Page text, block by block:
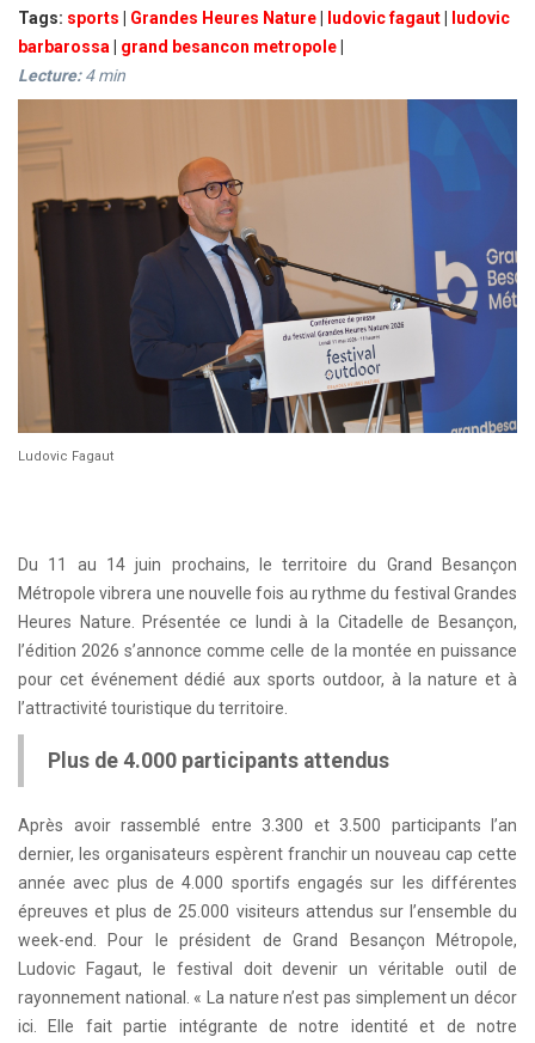
Tags: sports Grandes Heures Nature ludovic fagaut
ludovic
barbarossa
grand besancon metropole
Lecture: 4min
Ludovic Fagaut
Du 11 au 14 juin prochains, le territoire du Grand Besançon
Métropole vibrera une nouvelle fois au rythme du festival Grandes
Heures Nature. Présentée ce lundi à la Citadelle de Besançon,
l’édition 2026 s’annonce comme celle de la montée en puissance
pour cet événement dédié aux sports outdoor, à la nature et à
l’attractivité touristique du territoire.
Plus de 4.000 participants attendus
Après avoir rassemblé entre 3.300 et 3.500 participants l’an
dernier, les organisateurs espèrent franchir un nouveau cap cette
année avec plus de 4.000 sportifs engagés sur les différentes
épreuves et plus de 25.000 visiteurs attendus sur l’ensemble du
week-end. Pour le président de Grand Besançon Métropole,
Ludovic Fagaut, le festival doit devenir un véritable outil de
rayonnement national. « La nature n’est pas simplement un décor
ici. Elle fait partie intégrante de notre identité et de notre